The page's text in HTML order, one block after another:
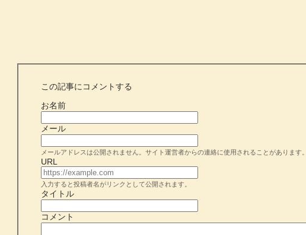
この記事にコメントする
お名前
メール
メールアドレスは公開されません。サイト運営者からの連絡に使用されることがあります。
URL
入力すると投稿者名がリンクとして公開されます。
タイトル
コメント